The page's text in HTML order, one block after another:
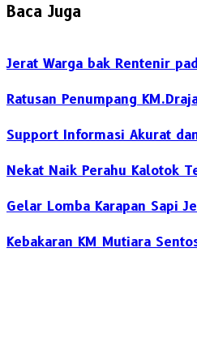
Baca Juga
Jerat Warga bak Rentenir
Ratusan Penumpang
Support Informasi Akurat
Nekat Naik Perahu Kalotok
Gelar Lomba Karapan Sapi
Kebakaran KM Mutiara